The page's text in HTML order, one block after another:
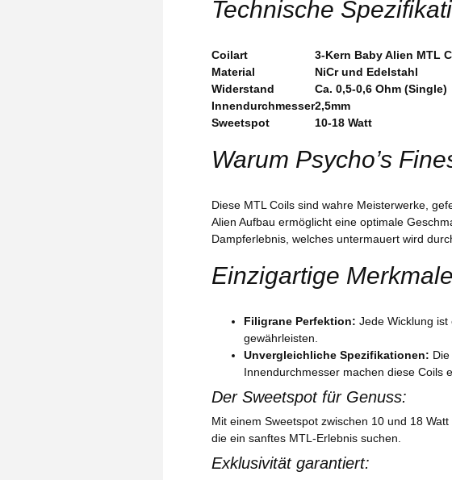
Technische
Coilart
3-Kern Baby Alien MTL
Material
NiCr und Edelstahl
Widerstand
Ca. 0,5-0,6 Ohm (Single)
Innendurchmesser2,5mm
Sweetspot
10-18 Watt
Warum Psycho’s
Diese MTL Coils sind wahre Meisterwerke,
Alien Aufbau ermöglicht eine optimale
Dampferlebnis, welches untermauert wird
Einzigartige
Filigrane Perfektion: Jede Wicklung
gewährleisten.
Unvergleichliche Spezifikationen:
Innendurchmesser machen diese Coils
Der Sweetspot für Genuss:
Mit einem Sweetspot zwischen 10 und 18
die ein sanftes MTL-Erlebnis suchen.
Exklusivität garantiert: